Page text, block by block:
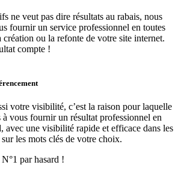
ne veut pas dire résultats au rabais, nous
fournir un service professionnel en toutes
création ou la refonte de votre site internet.
compte !
votre visibilité, c’est la raison pour laquelle
à vous fournir un résultat professionnel en
avec une visibilité rapide et efficace dans les
les mots clés de votre choix.
par hasard !